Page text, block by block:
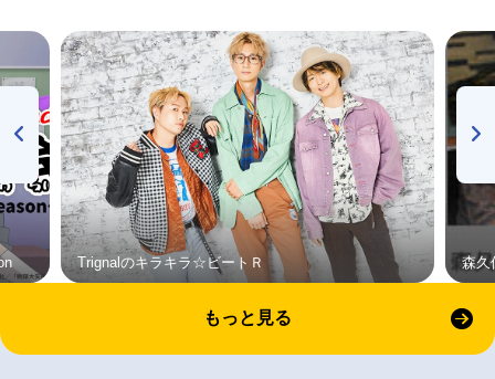
Trignalのキラキラ☆ビートＲ 森久
もっと見る